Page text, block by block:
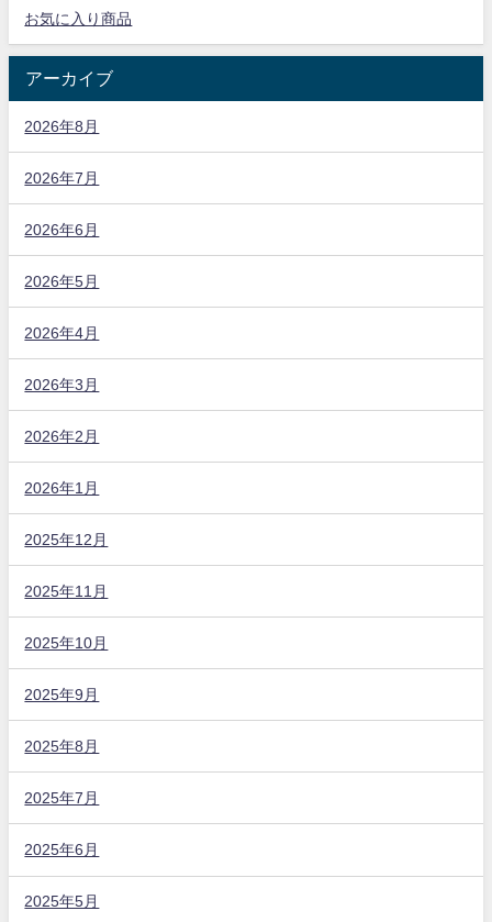
お気に入り商品
アーカイブ
2026年8月
2026年7月
2026年6月
2026年5月
2026年4月
2026年3月
2026年2月
2026年1月
2025年12月
2025年11月
2025年10月
2025年9月
2025年8月
2025年7月
2025年6月
2025年5月